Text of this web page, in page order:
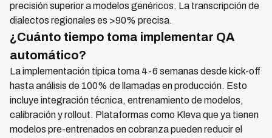
precisión superior a modelos genéricos. La transcripción de
dialectos regionales es >90% precisa.
¿Cuánto tiempo toma implementar QA
automático?
La implementación típica toma 4-6 semanas desde kick-off
hasta análisis de 100% de llamadas en producción. Esto
incluye integración técnica, entrenamiento de modelos,
calibración y rollout. Plataformas como Kleva que ya tienen
modelos pre-entrenados en cobranza pueden reducir el